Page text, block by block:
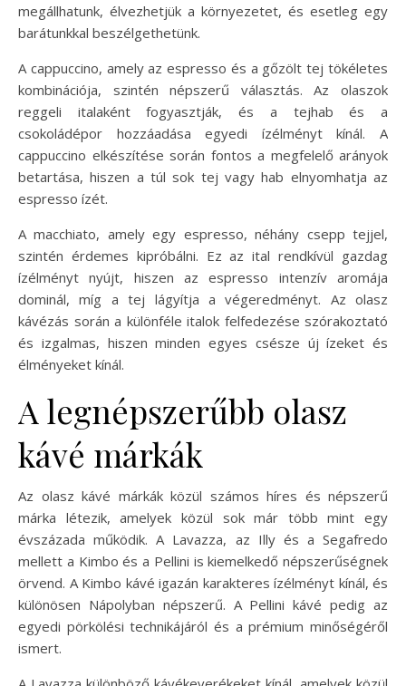
megállhatunk, élvezhetjük a környezetet, és esetleg egy
barátunkkal beszélgethetünk.
A cappuccino, amely az espresso és a gőzölt tej tökéletes
kombinációja, szintén népszerű választás. Az olaszok
reggeli italaként fogyasztják, és a tejhab és a
csokoládépor hozzáadása egyedi ízélményt kínál. A
cappuccino elkészítése során fontos a megfelelő arányok
betartása, hiszen a túl sok tej vagy hab elnyomhatja az
espresso ízét.
A macchiato, amely egy espresso, néhány csepp tejjel,
szintén érdemes kipróbálni. Ez az ital rendkívül gazdag
ízélményt nyújt, hiszen az espresso intenzív aromája
dominál, míg a tej lágyítja a végeredményt. Az olasz
kávézás során a különféle italok felfedezése szórakoztató
és izgalmas, hiszen minden egyes csésze új ízeket és
élményeket kínál.
A legnépszerűbb olasz
kávé márkák
Az olasz kávé márkák közül számos híres és népszerű
márka létezik, amelyek közül sok már több mint egy
évszázada működik. A Lavazza, az Illy és a Segafredo
mellett a Kimbo és a Pellini is kiemelkedő népszerűségnek
örvend. A Kimbo kávé igazán karakteres ízélményt kínál, és
különösen Nápolyban népszerű. A Pellini kávé pedig az
egyedi pörkölési technikájáról és a prémium minőségéről
ismert.